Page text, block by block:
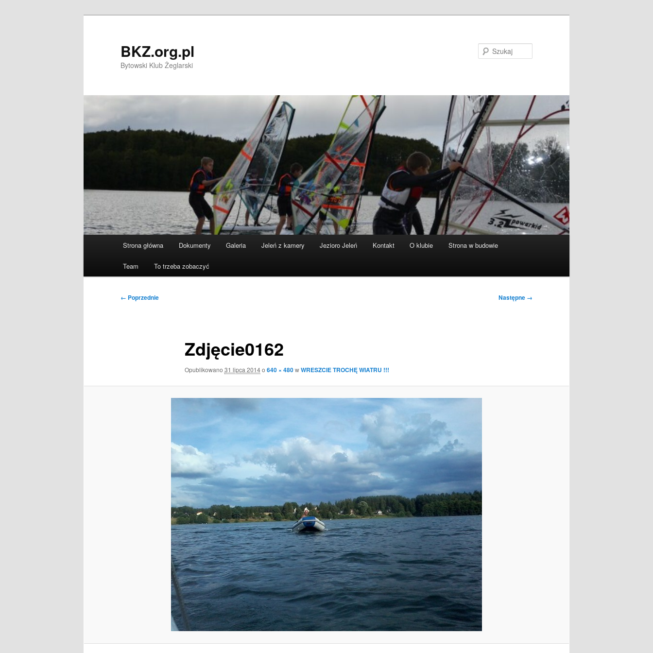
BKZ.org.pl
Bytowski Klub Żeglarski
Strona główna Dokumenty Galeria Jeleń z kamery Jezioro Jeleń Kontakt O klubie Strona w budowie
Team To trzeba zobaczyć
Nawigacja
← Poprzednie Następne →
Zdjęcie0162
Opublikowano 31 lipca 2014o 640 × 480wWRESZCIE TROCHĘ WIATRU !!!